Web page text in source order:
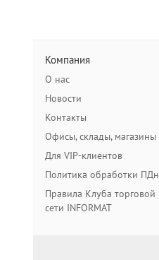
Компания
О нас
Новости
Контакты
Офисы, склады, магазины
Для VIP-клиентов
Политика обработки ПДн
Правила Клуба торговой
сети INFORMAT